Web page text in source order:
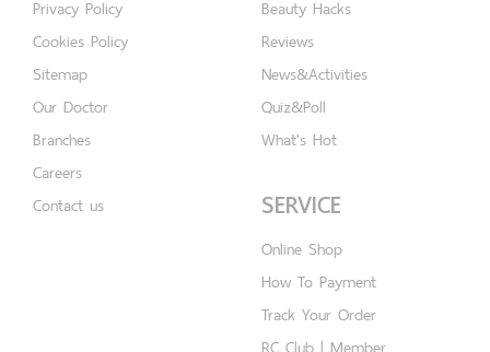
Privacy Policy
Cookies Policy
Sitemap
Our Doctor
Branches
Careers
Contact us
Beauty Hacks
Reviews
News&Activities
Quiz&Poll
What's Hot
SERVICE
Online Shop
How To Payment
Track Your Order